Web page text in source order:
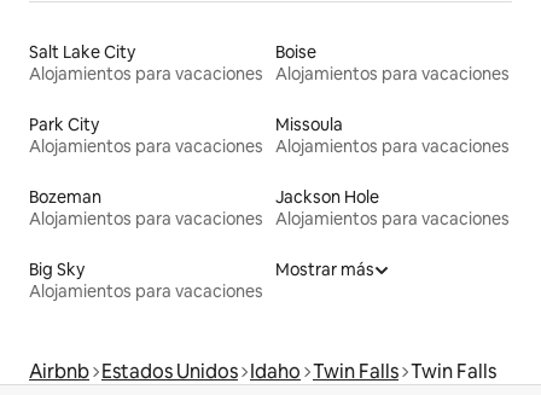
Salt Lake City
Alojamientos para vacaciones
Boise
Alojamientos para vacaciones
Park City
Alojamientos para vacaciones
Missoula
Alojamientos para vacaciones
Bozeman
Alojamientos para vacaciones
Jackson Hole
Alojamientos para vacaciones
Big Sky
Alojamientos para vacaciones
Mostrar más
Airbnb Estados Unidos Idaho Twin Falls Twin Falls